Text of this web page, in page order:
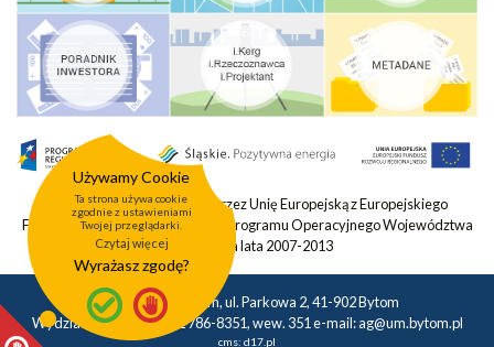
Projekt współfinansowany przez Unię Europejską z Europejskiego
Funduszu Rozwoju Regionalnego Programu Operacyjnego Województwa
Śląskiego na lata 2007-2013
Urząd Miasta Bytom, ul. Parkowa 2, 41-902 Bytom
Wydział Geodezji tel.: 32 786-8351, wew. 351 e-mail:ag@um.bytom.pl
cms: d17.pl
Używamy Cookie
Ta strona używa cookie
zgodnie z ustawieniami
Twojej przeglądarki.
Czytaj więcej
Wyrażasz zgodę?